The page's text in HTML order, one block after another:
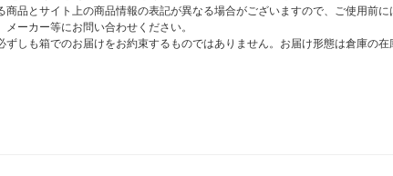
品とサイト上の商品情報の表記が異なる場合がございますので、ご使用前
ーカー等にお問い合わせください。
しも箱でのお届けをお約束するものではありません。お届け形態は倉庫の